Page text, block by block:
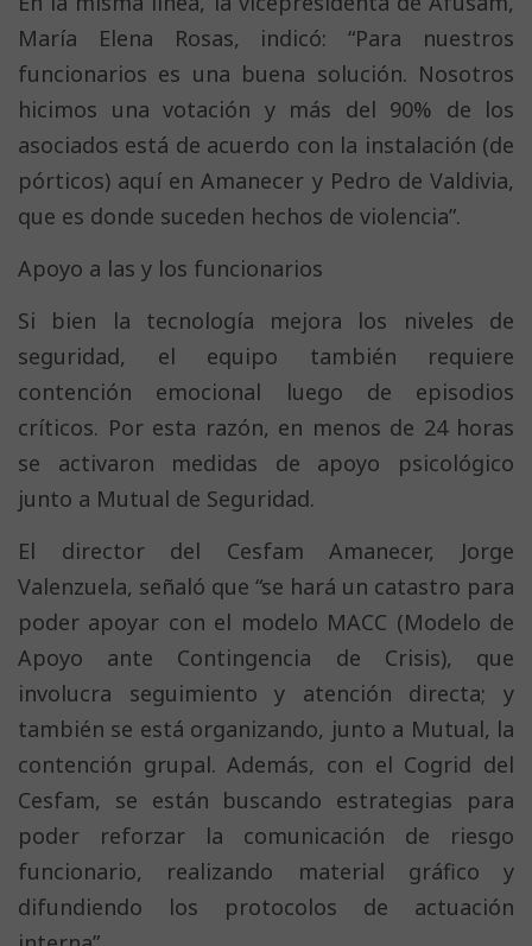
María Elena Rosas, indicó: “Para nuestros
funcionarios es una buena solución. Nosotros
hicimos una votación y más del 90% de los
asociados está de acuerdo con la instalación (de
pórticos) aquí en Amanecer y Pedro de Valdivia,
que es donde suceden hechos de violencia”.
Apoyo a las y los funcionarios
Si bien la tecnología mejora los niveles de
seguridad, el equipo también requiere
contención emocional luego de episodios
críticos. Por esta razón, en menos de 24 horas
se activaron medidas de apoyo psicológico
junto a Mutual de Seguridad.
El director del Cesfam Amanecer, Jorge
Valenzuela, señaló que “se hará un catastro para
poder apoyar con el modelo MACC (Modelo de
Apoyo ante Contingencia de Crisis), que
involucra seguimiento y atención directa; y
también se está organizando, junto a Mutual, la
contención grupal. Además, con el Cogrid del
Cesfam, se están buscando estrategias para
poder reforzar la comunicación de riesgo
funcionario, realizando material gráfico y
difundiendo los protocolos de actuación